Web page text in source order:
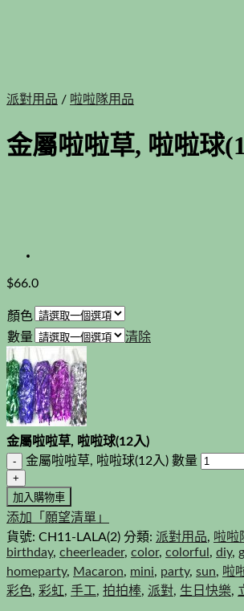
派對用品 / 啦啦隊用品
金屬啦啦草, 啦啦球
$66.0
顏色
數量
清除
金屬啦啦草, 啦啦球(12入)
金屬啦啦草, 啦啦球(12入) 數量
加入購物車
添加「願望清單」
貨號: CH11-LALA(2) 分類: 派對用品, 啦啦
birthday, cheerleader, color, colorful , diy,
homeparty, Macaron, mini, party, sun, 啦
彩色, 彩虹 , 手工, 拍拍棒, 派對, 生日快樂,